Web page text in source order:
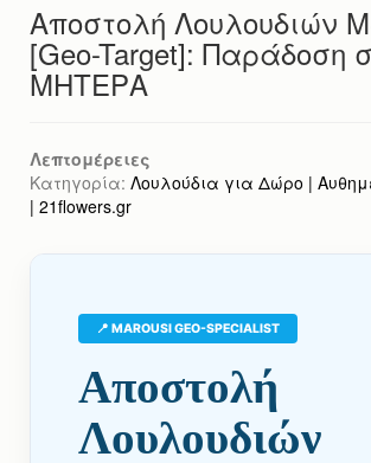
Αποστολή Λουλουδιών
[Geo-Target]: Παράδοση
ΜΗΤΕΡΑ
Λεπτομέρειες
Κατηγορία: Λουλούδια για Δώρο |
| 21flowers.gr
📍 MAROUSI GEO-SPECIALIST
Αποστολή
Λουλουδιών